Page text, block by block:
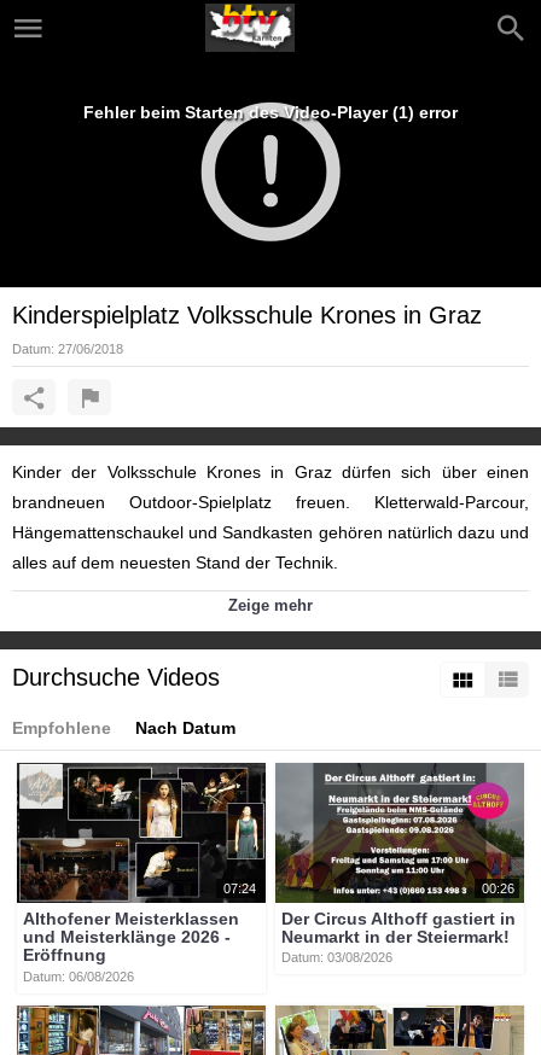
Fehler beim Starten des Video-Player (1) error
Kinderspielplatz Volksschule Krones in Graz
Datum: 27/06/2018
Kinder der Volksschule Krones in Graz dürfen sich über einen
brandneuen Outdoor-Spielplatz freuen. Kletterwald-Parcour,
Hängemattenschaukel und Sandkasten gehören natürlich dazu und
alles auf dem neuesten Stand der Technik.
Tags:
Zeige mehr
Durchsuche Videos
Empfohlene Nach Datum
07:24
Althofener Meisterklassen
und Meisterklänge 2026 -
Eröffnung
Datum: 06/08/2026
00:26
Der Circus Althoff gastiert in
Neumarkt in der Steiermark!
Datum: 03/08/2026